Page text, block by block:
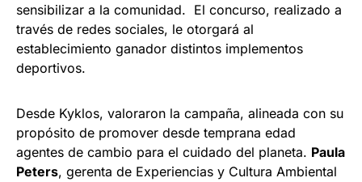
sensibilizar a la comunidad. El concurso, realizado a
través de redes sociales, le otorgará al
establecimiento ganador distintos implementos
deportivos.
Desde Kyklos, valoraron la campaña, alineada con su
propósito de promover desde temprana edad
agentes de cambio para el cuidado del planeta. Paula
Peters, gerenta de Experiencias y Cultura Ambiental